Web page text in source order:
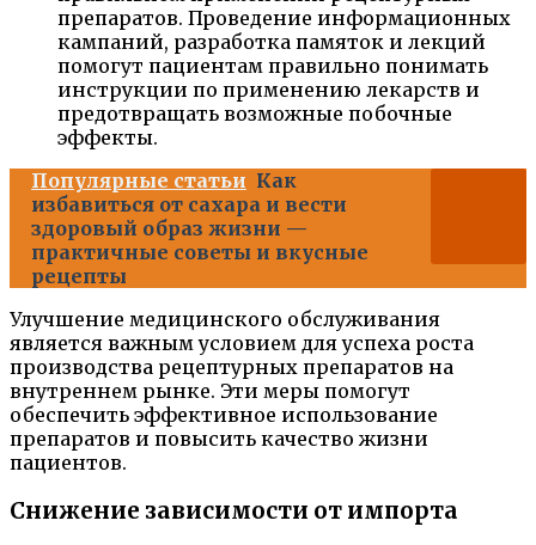
препаратов. Проведение информационных
кампаний, разработка памяток и лекций
помогут пациентам правильно понимать
инструкции по применению лекарств и
предотвращать возможные побочные
эффекты.
Популярные статьи Как
избавиться от сахара и вести
здоровый образ жизни —
практичные советы и вкусные
рецепты
Улучшение медицинского обслуживания
является важным условием для успеха роста
производства рецептурных препаратов на
внутреннем рынке. Эти меры помогут
обеспечить эффективное использование
препаратов и повысить качество жизни
пациентов.
Снижение зависимости от импорта